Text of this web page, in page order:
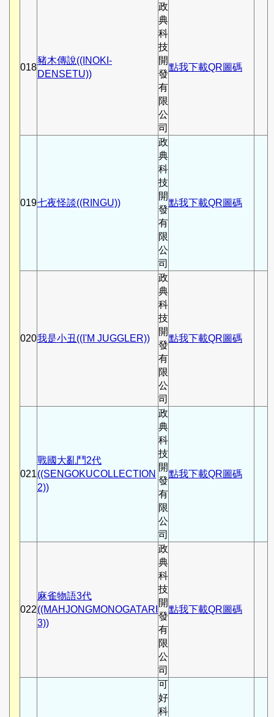
018
豬木傳說((INOKI-
DENSETU))
政
典
科
技
開
發
有
限
公
司
點我下載QR圖碼
019七夜怪談((RINGU))
政
典
科
技
開
發
有
限
公
司
點我下載QR圖碼
020我是小丑((I'M JUGGLER))
政
典
科
技
開
發
有
限
公
司
點我下載QR圖碼
021
戰國大亂鬥2代
((SENGOKUCOLLECTION
2))
政
典
科
技
開
發
有
限
公
司
點我下載QR圖碼
022
麻雀物語3代
((MAHJONGMONOGATARI
3))
政
典
科
技
開
發
有
限
公
司
點我下載QR圖碼
可
好
科